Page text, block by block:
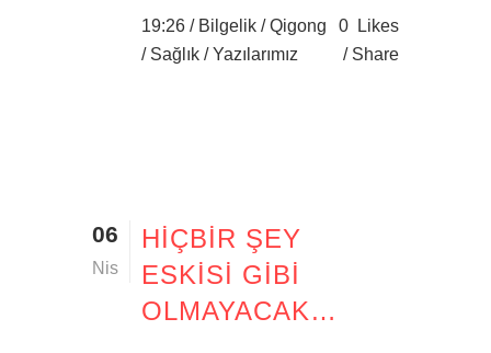
19:26 / Bilgelik /Qigong
/ Sağlık /Yazılarımız
0
Likes
Share
06
Nis
HIÇBIR ŞEY
ESKISI GIBI
OLMAYACAK…